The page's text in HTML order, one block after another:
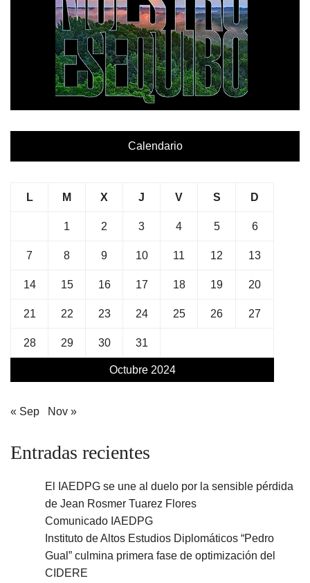
Calendario
Octubre 2024
L M X J V S D
1 2 3 4 5 6
7 8 9 10 11 12 13
14 15 16 17 18 19 20
21 22 23 24 25 26 27
28 29 30 31
« Sep Nov »
Entradas recientes
El IAEDPG se une al duelo por la sensible pérdida
de Jean Rosmer Tuarez Flores
Comunicado IAEDPG
Instituto de Altos Estudios Diplomáticos “Pedro
Gual” culmina primera fase de optimización del
CIDERE